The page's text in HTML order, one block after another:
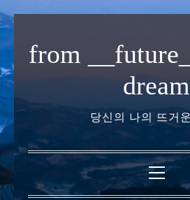
내
로
가
기
from
dream
당신의 나의 뜨거
기
본
메